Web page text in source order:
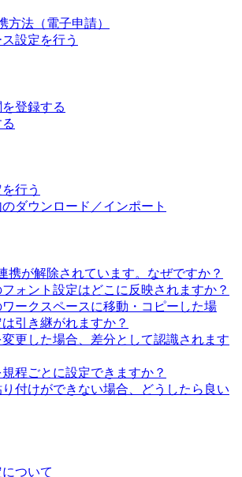
方法（電子申請）
設定を行う
登録する
行う
ダウンロード／インポート
携が解除されています。なぜですか？
ォント設定はどこに反映されますか？
ークスペースに移動・コピーした場
引き継がれますか？
更した場合、差分として認識されます
程ごとに設定できますか？
付けができない場合、どうしたら良い
ついて